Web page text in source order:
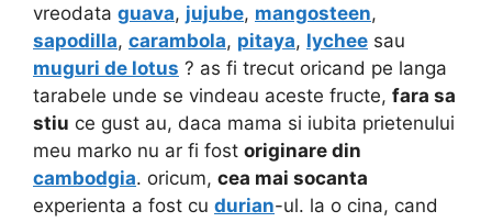
vreodata guava, jujube, mangosteen,
sapodilla, carambola, pitaya, lychee sau
muguri de lotus ? as fi trecut oricand pe langa
tarabele unde se vindeau aceste fructe, fara sa
stiu ce gust au, daca mama si iubita prietenului
meu marko nu ar fi fost originare din
cambodgia. oricum, cea mai socanta
experienta a fost cu durian-ul. la o cina, cand